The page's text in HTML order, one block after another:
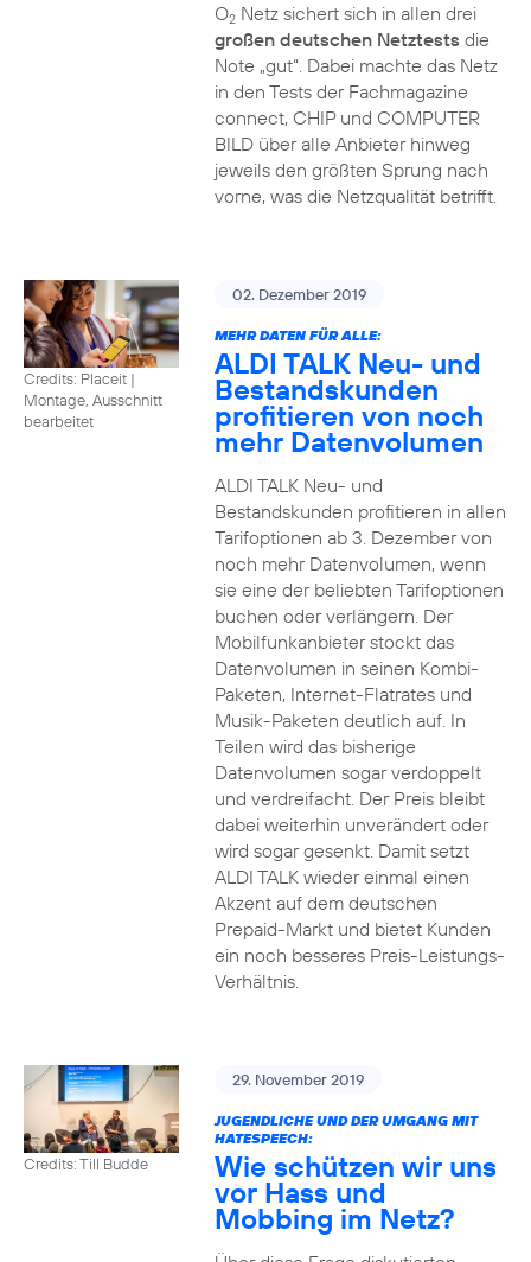
O2Netz sichert sich in allen drei
großen deutschen Netztests die
Note „gut“. Dabei machte das Netz
in den Tests der Fachmagazine
connect, CHIP und COMPUTER
BILD über alle Anbieter hinweg
jeweils den größten Sprung nach
vorne, was die Netzqualität betrifft.
Credits: Placeit |
Montage, Ausschnitt
bearbeitet
02. Dezember 2019
MEHR DATEN FÜR ALLE:
ALDI TALK Neu- und
Bestandskunden
profitieren von noch
mehr Datenvolumen
ALDI TALK Neu- und
Bestandskunden profitieren in allen
Tarifoptionen ab 3. Dezember von
noch mehr Datenvolumen, wenn
sie eine der beliebten Tarifoptionen
buchen oder verlängern. Der
Mobilfunkanbieter stockt das
Datenvolumen in seinen Kombi-
Paketen, Internet-Flatrates und
Musik-Paketen deutlich auf. In
Teilen wird das bisherige
Datenvolumen sogar verdoppelt
und verdreifacht. Der Preis bleibt
dabei weiterhin unverändert oder
wird sogar gesenkt. Damit setzt
ALDI TALK wieder einmal einen
Akzent auf dem deutschen
Prepaid-Markt und bietet Kunden
ein noch besseres Preis-Leistungs-
Verhältnis.
Credits: Till Budde
29. November 2019
JUGENDLICHE UND DER UMGANG MIT
HATESPEECH:
Wie schützen wir uns
vor Hass und
Mobbing im Netz?